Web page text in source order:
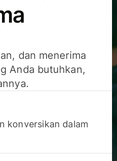
dan menerima
Anda butuhkan,
konversikan dalam